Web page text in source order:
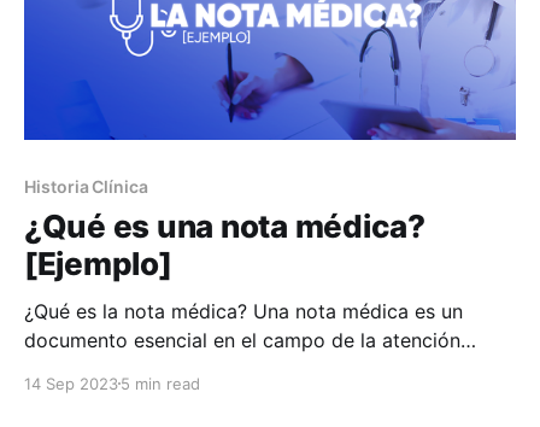
Historia Clínica
¿Qué es una nota médica?
[Ejemplo]
¿Qué es la nota médica? Una nota médica es un
documento esencial en el campo de la atención
“nota de admisión”. La nota médica registra
14 Sep 20235 min read